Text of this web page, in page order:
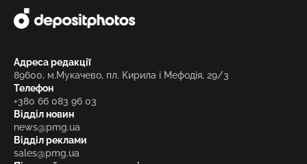
Адреса редакції
89600, м.Мукачево, пл. Кирила і Мефодія, 29/3
Телефон
+380 66 083 96 03
Відділ новин
news@pmg.ua
Відділ реклами
sales@pmg.ua